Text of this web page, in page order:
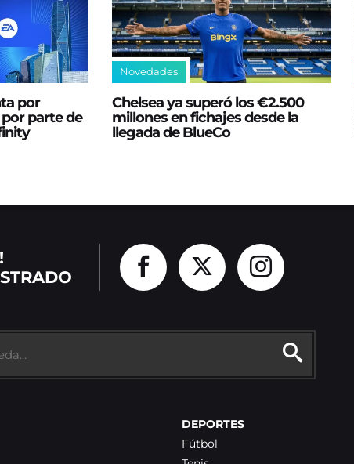
por
parte de
Novedades
Chelsea ya superó los €2.500
millones en fichajes desde la
llegada de BlueCo
DEPORTES
Fútbol